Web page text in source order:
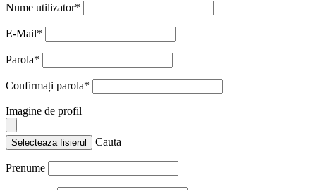
Nume utilizator*
E-Mail*
Parola*
Confirmați parola*
Imagine de profil
Selecteaza fisierul Cauta
Prenume